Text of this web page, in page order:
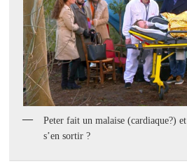
Peter fait un malaise (cardiaque?)
s’en sortir ?